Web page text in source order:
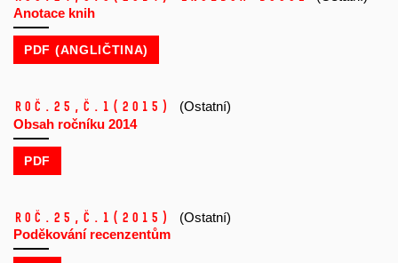
Anotace knih
PDF (ANGLIČTINA)
Roč.25, č.1 (2015)
(Ostatní)
Obsah ročníku 2014
PDF
Roč.25, č.1 (2015)
(Ostatní)
Poděkování recenzentům